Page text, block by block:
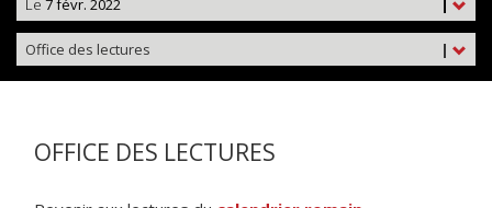
|
Le 7 févr. 2022
|
Office des lectures
OFFICE DES LECTURES